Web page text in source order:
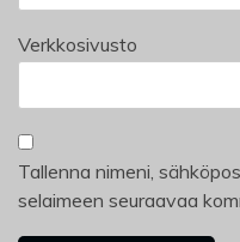
Verkkosivusto
Tallenna nimeni,
selaimeen seuraavaa